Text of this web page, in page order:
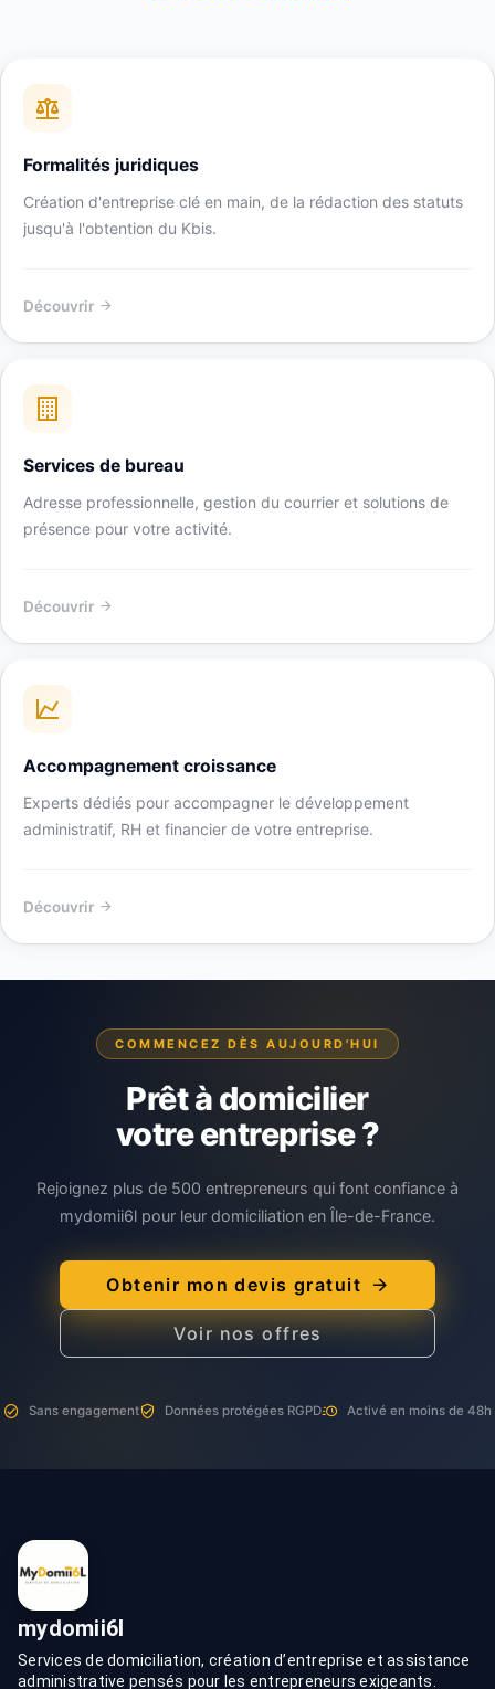
Formalités juridiques
Création d'entreprise clé en main, de la rédaction des statuts
jusqu'à l'obtention du Kbis.
Découvrir
Services de bureau
Adresse professionnelle, gestion du courrier et solutions de
présence pour votre activité.
Découvrir
Accompagnement croissance
Experts dédiés pour accompagner le développement
administratif, RH et financier de votre entreprise.
Découvrir
COMMENCEZ DÈS AUJOURD'HUI
Prêt à domicilier
votre entreprise ?
Rejoignez plus de 500 entrepreneurs qui font confiance à
mydomii6l pour leur domiciliation en Île-de-France.
Obtenir mon devis gratuit
Voir nos offres
Sans engagement Données protégées RGPD Activé en moins de 48h
mydomii6l
Services de domiciliation, création d’entreprise et assistance
administrative pensés pour les entrepreneurs exigeants.